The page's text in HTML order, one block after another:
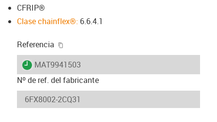
CFRIP®
Clase chainflex®: 6.6.4.1
Referencia
igus-icon-lieferzeit
MAT9941503
Nº de ref. del fabricante